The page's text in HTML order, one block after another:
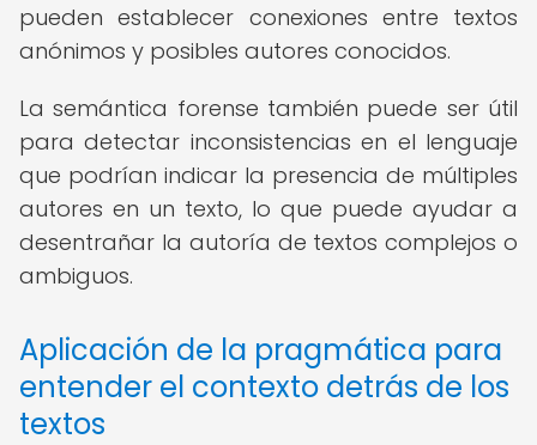
pueden establecer conexiones entre textos
anónimos y posibles autores conocidos.
La semántica forense también puede ser útil
para detectar inconsistencias en el lenguaje
que podrían indicar la presencia de múltiples
autores en un texto, lo que puede ayudar a
desentrañar la autoría de textos complejos o
ambiguos.
Aplicación de la pragmática para
entender el contexto detrás de los
textos